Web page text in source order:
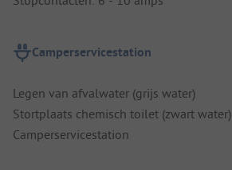
Camperservicestation
Legen van afvalwater (grijs water)
Stortplaats chemisch toilet (zwart water)
Camperservicestation